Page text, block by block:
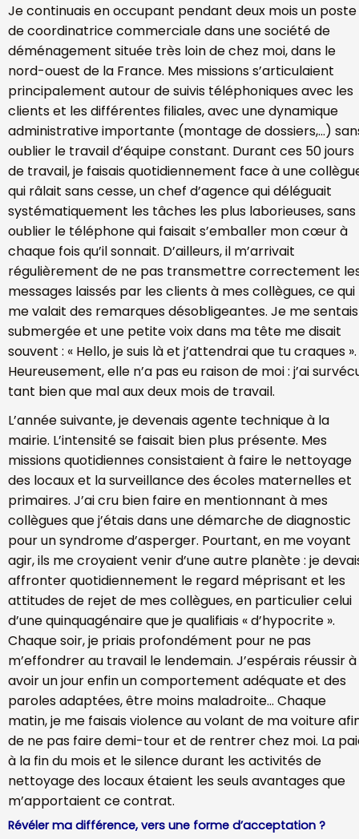
Je continuais en occupant pendant deux mois un poste
de coordinatrice commerciale dans une société de
déménagement située très loin de chez moi, dans le
nord-ouest de la France. Mes missions s’articulaient
principalement autour de suivis téléphoniques avec les
clients et les différentes filiales, avec une dynamique
administrative importante (montage de dossiers,…)
oublier le travail d’équipe constant. Durant ces 50 jours
de travail, je faisais quotidiennement face à une
qui râlait sans cesse, un chef d’agence qui déléguait
systématiquement les tâches les plus laborieuses, sans
oublier le téléphone qui faisait s’emballer mon cœur à
chaque fois qu’il sonnait. D’ailleurs, il m’arrivait
régulièrement de ne pas transmettre correctement
messages laissés par les clients à mes collègues, ce qui
me valait des remarques désobligeantes. Je me sentais
submergée et une petite voix dans ma tête me disait
souvent : « Hello, je suis là et j’attendrai que tu craques ».
Heureusement, elle n’a pas eu raison de moi : j’ai
tant bien que mal aux deux mois de travail.
L’année suivante, je devenais agente technique à la
mairie. L’intensité se faisait bien plus présente. Mes
missions quotidiennes consistaient à faire le nettoyage
des locaux et la surveillance des écoles maternelles et
primaires. J’ai cru bien faire en mentionnant à mes
collègues que j’étais dans une démarche de diagnostic
pour un syndrome d’asperger. Pourtant, en me voyant
agir, ils me croyaient venir d’une autre planète : je
affronter quotidiennement le regard méprisant et les
attitudes de rejet de mes collègues, en particulier celui
d’une quinquagénaire que je qualifiais « d’hypocrite ».
Chaque soir, je priais profondément pour ne pas
m’effondrer au travail le lendemain. J’espérais réussir à
avoir un jour enfin un comportement adéquate et des
paroles adaptées, être moins maladroite… Chaque
matin, je me faisais violence au volant de ma voiture
de ne pas faire demi-tour et de rentrer chez moi. La
à la fin du mois et le silence durant les activités de
nettoyage des locaux étaient les seuls avantages que
m’apportaient ce contrat.
Révéler ma différence, vers une forme d’acceptation ?